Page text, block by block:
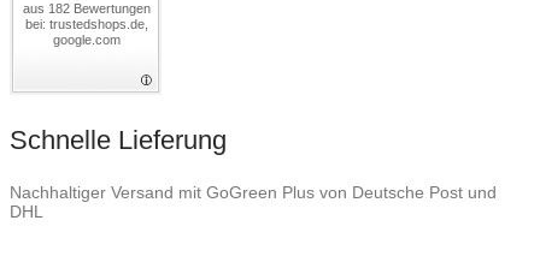
aus 182 Bewertungen
bei: trustedshops.de,
google.com
Schnelle Lieferung
Nachhaltiger Versand mit GoGreen Plus von Deutsche Post und
DHL